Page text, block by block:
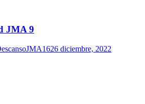
JMA 9
26 diciembre, 2022